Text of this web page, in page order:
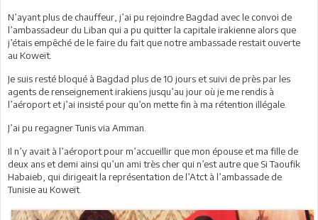
N’ayant plus de chauffeur, j’ai pu rejoindre Bagdad avec le convoi de
l’ambassadeur du Liban qui a pu quitter la capitale irakienne alors que
j’étais empêché de le faire du fait que notre ambassade restait ouverte
au Koweït.
Je suis resté bloqué à Bagdad plus de 10 jours et suivi de près par les
agents de renseignement irakiens jusqu’au jour où je me rendis à
l’aéroport et j’ai insisté pour qu’on mette fin à ma rétention illégale.
J’ai pu regagner Tunis via Amman.
Il n’y avait à l’aéroport pour m’accueillir que mon épouse et ma fille de
deux ans et demi ainsi qu’un ami très cher qui n’est autre que Si Taoufik
Habaieb, qui dirigeait la représentation de l’Atct à l’ambassade de
Tunisie au Koweït.